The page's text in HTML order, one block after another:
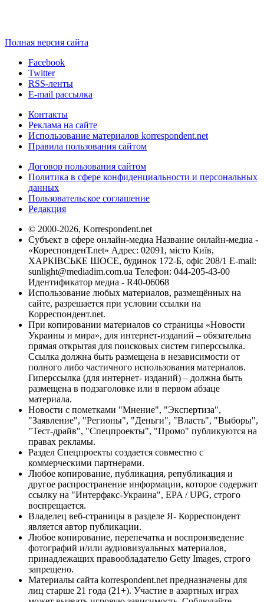
Полная версия сайта
Facebook
Twitter
RSS-ленты
E-mail рассылка
Контакты
Реклама на сайте
Использование материалов korrespondent.net
Правила пользования сайтом
Договор пользования сайтом
Политика в сфере конфиденциальности и персональных
данных
Пользовательское соглашение
Редакция
© 2000-2026, Korrespondent.net
Субъект в сфере онлайн-медиа Название онлайн-медиа -
«КореспонденТ.net» Адрес: 02091, місто Київ,
ХАРКІВСЬКЕ ШОСЕ, будинок 172-Б, офіс 208/1 E-mail:
sunlight@mediadim.com.ua Телефон: 044-205-43-00
Идентификатор медиа - R40-06068
Использование любых материалов, размещённых на
сайте, разрешается при условии ссылки на
Корреспондент.net.
При копировании материалов со страницы «Новости
Украины и мира», для интернет-изданий – обязательна
прямая открытая для поисковых систем гиперссылка.
Ссылка должна быть размещена в независимости от
полного либо частичного использования материалов.
Гиперссылка (для интернет- изданий) – должна быть
размещена в подзаголовке или в первом абзаце
материала.
Новости с пометками "Мнение", "Экспертиза",
"Заявление", "Регионы", "Деньги", "Власть", "Выборы",
"Тест-драйв", "Спецпроекты", "Промо" публикуются на
правах рекламы.
Раздел Спецпроекты создается совместно с
коммерческими партнерами.
Любое копирование, публикация, републикация и
другое распространение информации, которое содержит
ссылку на "Интерфакс-Украина", EPA / UPG, строго
воспрещается.
Владелец веб-страницы в разделе Я- Корреспондент
является автор публикации.
Любое копирование, перепечатка и воспроизведение
фотографий и/или аудиовизуальных материалов,
принадлежащих правообладателю Getty Images, строго
запрещено.
Материалы сайта korrespondent.net предназначены для
лиц старше 21 года (21+). Участие в азартных играх